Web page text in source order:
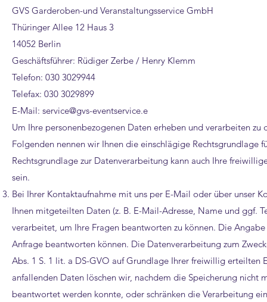
GVS Garderoben-und Veranstaltungsservice GmbH
Thüringer Allee 12 Haus 3
14052 Berlin
Geschäftsführer: Rüdiger Zerbe / Henry Klemm
Telefon: 030 3029944
Telefax: 030 3029899
E-Mail: service@gvs-eventservice.e
Um Ihre personenbezogenen Daten erheben und verarbeiten
Folgenden nennen wir Ihnen die einschlägige Rechtsgrundlage
Rechtsgrundlage zur Datenverarbeitung kann auch Ihre
sein.
Bei Ihrer Kontaktaufnahme mit uns per E-Mail oder über unser
Ihnen mitgeteilten Daten (z. B. E-Mail-Adresse, Name und ggf.
verarbeitet, um Ihre Fragen beantworten zu können. Die
Anfrage beantworten können. Die Datenverarbeitung zum
Abs. 1 S. 1 lit. a DS-GVO auf Grundlage Ihrer freiwillig erteilten
anfallenden Daten löschen wir, nachdem die Speicherung nicht
beantwortet werden konnte, oder schränken die Verarbeitung